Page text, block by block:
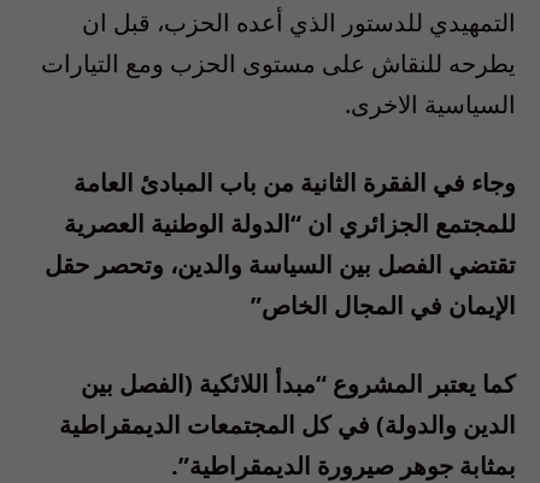
التمهيدي للدستور الذي أعده الحزب، قبل ان
يطرحه للنقاش على مستوى الحزب ومع التيارات
السياسية الاخرى.
وجاء في الفقرة الثانية من باب المبادئ العامة
للمجتمع الجزائري ان “الدولة الوطنية العصرية
تقتضي الفصل بين السياسة والدين، وتحصر حقل
الإيمان في المجال الخاص”
كما يعتبر المشروع “مبدأ اللائكية (الفصل بين
الدين والدولة) في كل المجتمعات الديمقراطية
بمثابة جوهر صيرورة الديمقراطية”.